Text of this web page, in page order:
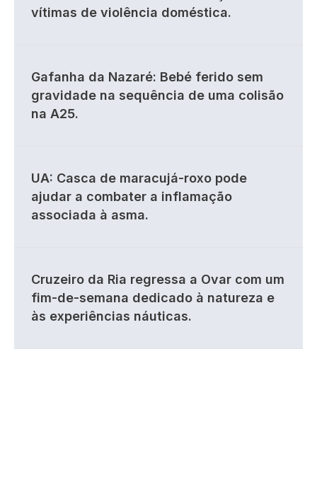
vítimas de violência doméstica.
Gafanha da Nazaré: Bebé ferido sem
gravidade na sequência de uma colisão
na A25.
UA: Casca de maracujá-roxo pode
ajudar a combater a inflamação
associada à asma.
Cruzeiro da Ria regressa a Ovar com um
fim-de-semana dedicado à natureza e
às experiências náuticas.